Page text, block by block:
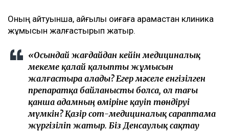
Оның айтуынша, қайғылы оқиғаға қарамастан клиника
жұмысын жалғастырып жатыр.
«Осындай жағдайдан кейін медициналық
мекеме қалай қалыпты жұмысын
жалғастыра алады? Егер мәселе енгізілген
препаратқа байланысты болса, ол тағы
қанша адамның өміріне қауіп төндіруі
мүмкін? Қазір сот-медициналық сараптама
жүргізіліп жатыр. Біз Денсаулық сақтау